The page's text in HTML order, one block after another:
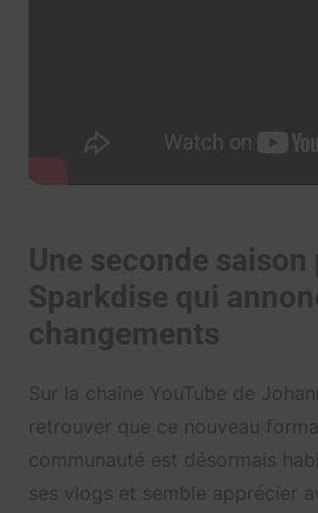
Une seconde saison
Sparkdise qui
changements
Sur la chaîne YouTube de
retrouver que ce nouveau
communauté est désormais
ses vlogs et semble apprécier